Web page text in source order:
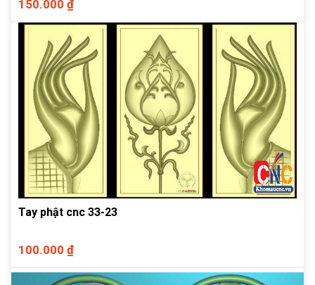
150.000 ₫
Tay phật cnc 33-23
100.000 ₫